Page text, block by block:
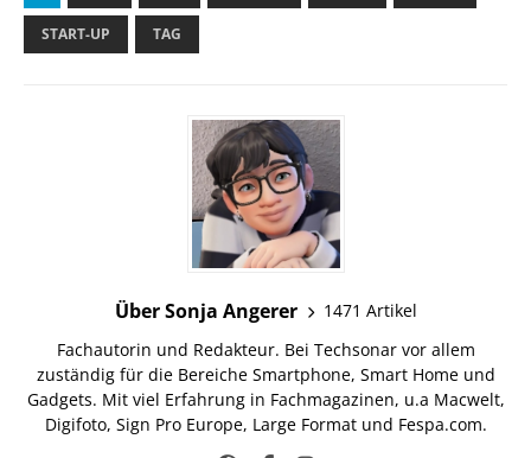
START-UP TAG
Über Sonja Angerer
1471 Artikel
Fachautorin und Redakteur. Bei Techsonar vor allem
zuständig für die Bereiche Smartphone, Smart Home und
Gadgets. Mit viel Erfahrung in Fachmagazinen, u.a Macwelt,
Digifoto, Sign Pro Europe, Large Format und Fespa.com.